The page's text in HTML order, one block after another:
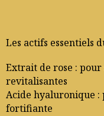
Les actifs essentiels
Extrait de rose :
revitalisantes
Acide hyaluronique :
fortifiante